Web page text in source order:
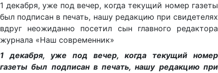
1 декабря, уже под вечер, когда текущий номер газеты
был подписан в печать, нашу редакцию при свидетелях
вдруг неожиданно посетил сын главного редактора
журнала «Наш современник»
1 декабря, уже под вечер, когда текущий номер
газеты был подписан в печать, нашу редакцию при